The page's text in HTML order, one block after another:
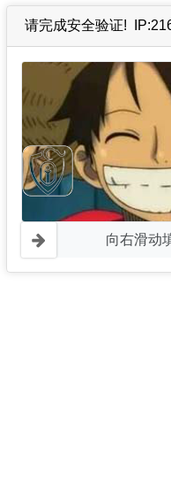
请完成安全验证!
向右滑动